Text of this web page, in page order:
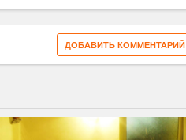
ДОБАВИТЬ КОММЕНТАРИЙ